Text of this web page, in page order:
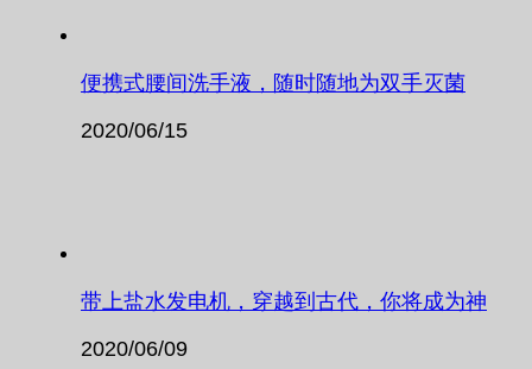
便携式腰间洗手液，随时随地为双手灭菌
2020/06/15
带上盐水发电机，穿越到古代，你将成为神
2020/06/09